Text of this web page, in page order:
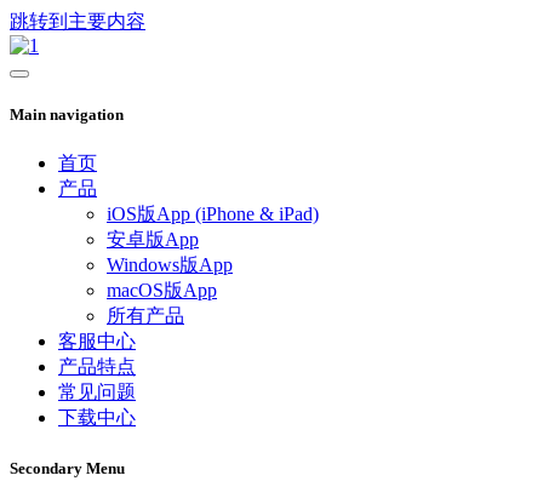
跳转到主要内容
Main navigation
首页
产品
iOS版App (iPhone & iPad)
安卓版App
Windows版App
macOS版App
所有产品
客服中心
产品特点
常见问题
下载中心
Secondary Menu